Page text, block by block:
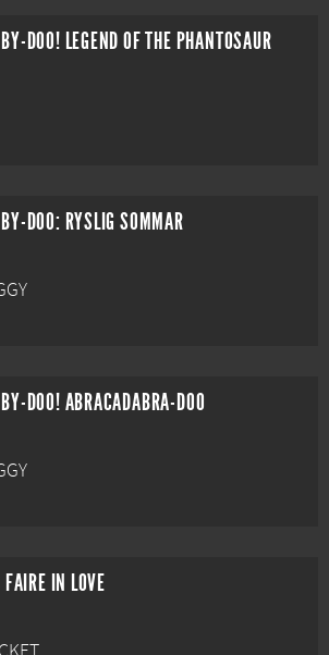
DOO! LEGEND OF THE PHANTOSAUR
DOO: RYSLIG SOMMAR
DOO! ABRACADABRA-DOO
IN LOVE